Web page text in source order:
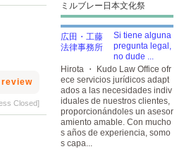
Closed]
ミルブレー日本文化祭
Si tiene alguna
pregunta legal,
no dude ...
Hirota ・ Kudo Law Office ofr
ece servicios jurídicos adapt
ados a las necesidades indiv
iduales de nuestros clientes,
proporcionándoles un asesor
amiento amable. Con mucho
s años de experiencia, somo
s capa...